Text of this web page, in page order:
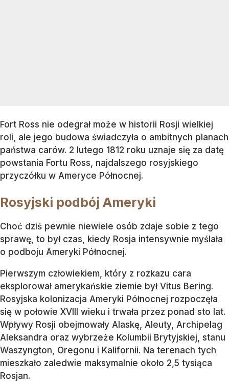
Fort Ross nie odegrał może w historii Rosji wielkiej
roli, ale jego budowa świadczyła o ambitnych planach
państwa carów. 2 lutego 1812 roku uznaje się za datę
powstania Fortu Ross, najdalszego rosyjskiego
przyczółku w Ameryce Północnej.
Rosyjski podbój Ameryki
Choć dziś pewnie niewiele osób zdaje sobie z tego
sprawę, to był czas, kiedy Rosja intensywnie myślała
o podboju Ameryki Północnej.
Pierwszym człowiekiem, który z rozkazu cara
eksplorował amerykańskie ziemie był Vitus Bering.
Rosyjska kolonizacja Ameryki Północnej rozpoczęła
się w połowie XVIII wieku i trwała przez ponad sto lat.
Wpływy Rosji obejmowały Alaskę, Aleuty, Archipelag
Aleksandra oraz wybrzeże Kolumbii Brytyjskiej, stanu
Waszyngton, Oregonu i Kalifornii. Na terenach tych
mieszkało zaledwie maksymalnie około 2,5 tysiąca
Rosjan.